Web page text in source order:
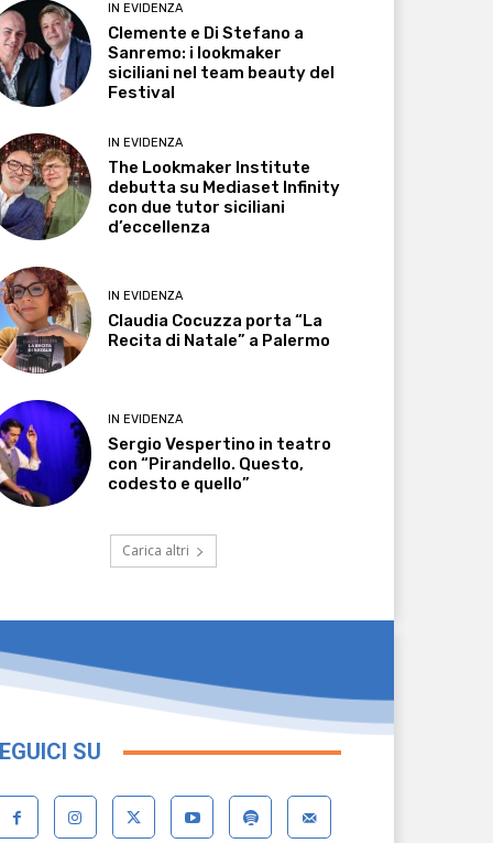
IN EVIDENZA
Clemente e Di Stefano a
Sanremo: i lookmaker
siciliani nel team beauty del
Festival
IN EVIDENZA
The Lookmaker Institute
debutta su Mediaset Infinity
con due tutor siciliani
d’eccellenza
IN EVIDENZA
Claudia Cocuzza porta “La
Recita di Natale” a Palermo
IN EVIDENZA
Sergio Vespertino in teatro
con “Pirandello. Questo,
codesto e quello”
Carica altri
SU